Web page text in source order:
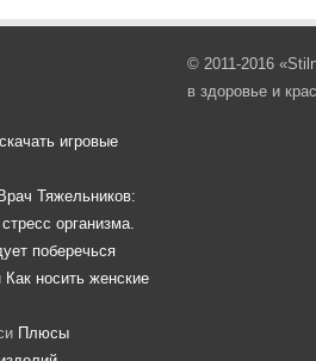
игровые
Врач Тяжельников:
организма.
поберечься
Как носить женские
Плюсы
© 2011-2016
в здоровье и